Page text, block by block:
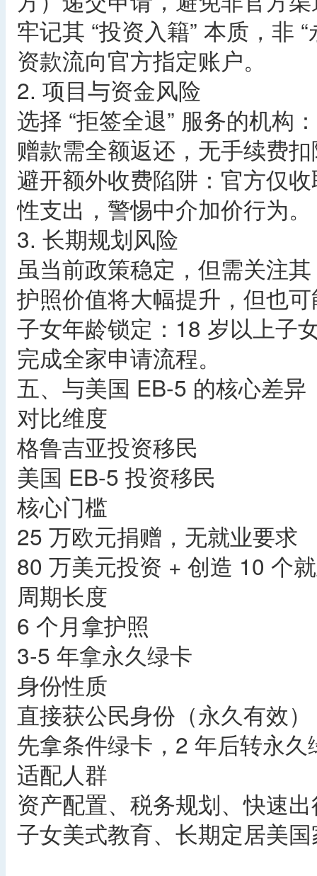
牢记其 “投资入籍” 本质，非
资款流向官方指定账户。
2. 项目与资金风险
选择 “拒签全退” 服务的机构
赠款需全额返还，无手续费
避开额外收费陷阱：官方仅
性支出，警惕中介加价行为。
3. 长期规划风险
虽当前政策稳定，但需关注
护照价值将大幅提升，但也
子女年龄锁定：18 岁以上子
完成全家申请流程。
五、与美国 EB-5 的核心差异
对比维度
格鲁吉亚投资移民
美国 EB-5 投资移民
核心门槛
25 万欧元捐赠，无就业要求
80 万美元投资 + 创造 10 个
周期长度
6 个月拿护照
3-5 年拿永久绿卡
身份性质
直接获公民身份（永久有效）
先拿条件绿卡，2 年后转永久
适配人群
资产配置、税务规划、快速
子女美式教育、长期定居美